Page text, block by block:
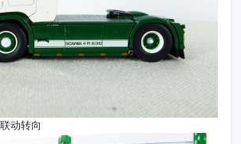
动转向